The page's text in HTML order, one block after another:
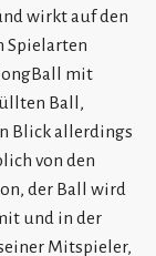
wirkt auf den
Spielarten
mit
Ball,
Blick allerdings
von den
der Ball wird
und in der
Mitspieler,